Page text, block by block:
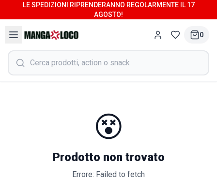
LE SPEDIZIONI RIPRENDERANNO REGOLARMENTE IL 17
AGOSTO!
0
😵
Prodotto non trovato
Errore: Failed to fetch